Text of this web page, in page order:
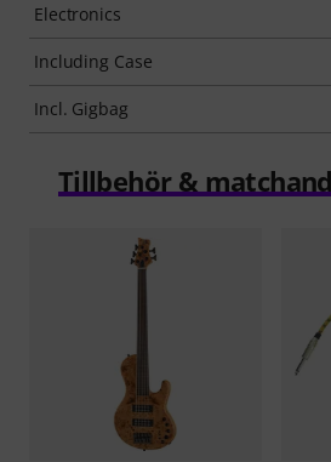
Electronics
Including Case
Incl. Gigbag
Tillbehör &